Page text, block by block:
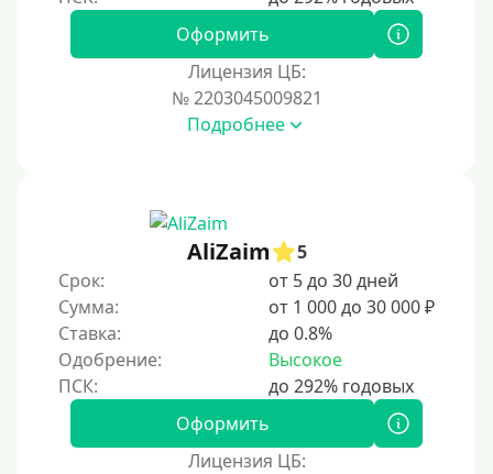
Принятие решения
За час
Срочные
Моментальные онлайн
Экспресс
В день обращения
Оформить
Лицензия ЦБ:
№ 2203045009821
Подробнее
AliZaim
5
Срок:
от 5 до 30 дней
Сумма:
от 1 000 до 30 000 ₽
Ставка:
до 0.8%
Одобрение:
Высокое
Оформить
Лицензия ЦБ: